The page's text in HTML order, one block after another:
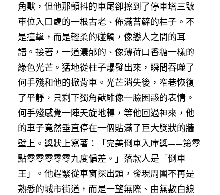
角獸，但他那顫抖的車尾卻擦到了停車塔三號
車位入口處的一根古老、佈滿苔蘚的柱子。不
是撞擊，而是輕柔的碰觸，像戀人之間的耳
語。接著，一道濃郁的、像薄荷口香糖一樣的
綠色光芒。猛地從柱子爆發出來，瞬間吞噬了
何手殘和他的掀背車。光芒消失後，窄巷恢復
了平靜，只剩下獨角獸雕像一臉困惑的表情。
何手殘感覺一陣天旋地轉，等他回過神來，他
的車子竟然垂直停在一個貼滿了巨大獎狀的牆
壁上。獎狀上寫著：「完美倒車入庫獎——第零
點零零零零零九度偏差。」落款人是「倒車
王」。他趕緊從車窗探出頭，發現周圍不再是
熟悉的城市街道，而是一望無際、由無數白線